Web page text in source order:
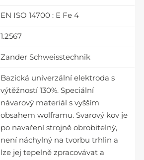
EN ISO 14700 : E Fe 4
1.2567
Zander Schweisstechnik
Bazická univerzální elektroda s
výtěžností 130%. Speciální
návarový materiál s vyšším
obsahem wolframu. Svarový kov je
po navaření strojně obrobitelný,
není náchylný na tvorbu trhlin a
lze jej tepelně zpracovávat a